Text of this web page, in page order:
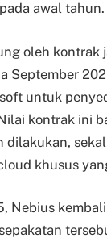
awal tahun.
oleh kontrak
September
untuk
kontrak ini
dilakukan,
khusus
Nebius